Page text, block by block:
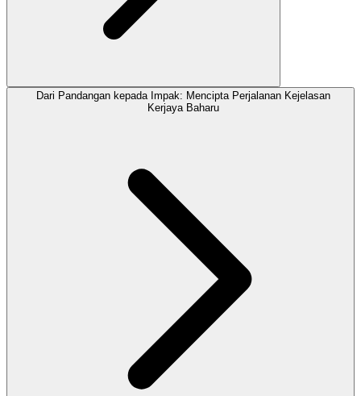
Dari Pandangan kepada Impak: Mencipta Perjalanan Kejelasan
Kerjaya Baharu